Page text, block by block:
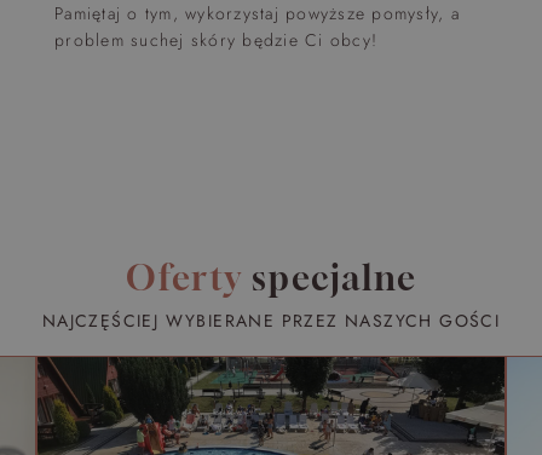
Pamiętaj o tym, wykorzystaj powyższe pomysły, a
problem suchej skóry będzie Ci obcy!
Oferty specjalne
NAJCZĘŚCIEJ WYBIERANE PRZEZ NASZYCH GOŚCI